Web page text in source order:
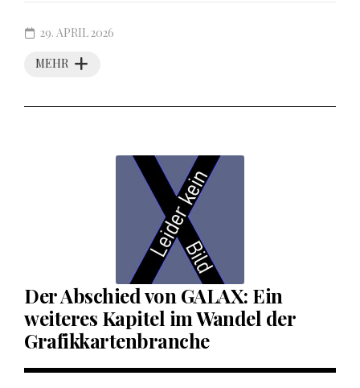
MEHR
29. APRIL 2026
Der Abschied von GALAX: Ein
weiteres Kapitel im Wandel der
Grafikkartenbranche